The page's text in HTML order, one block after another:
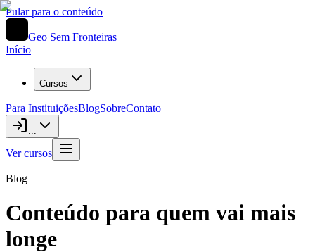
Pular para o conteúdo
Geo Sem Fronteiras
Início
Cursos
Para InstituiçõesBlogSobreContato
...
Ver cursos
Blog
Conteúdo para quem vai mais
longe